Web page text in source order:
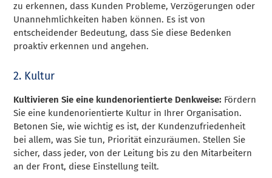
zu erkennen, dass Kunden Probleme, Verzögerungen oder
Unannehmlichkeiten haben können. Es ist von
entscheidender Bedeutung, dass Sie diese Bedenken
proaktiv erkennen und angehen.
2. Kultur
Kultivieren Sie eine kundenorientierte Denkweise: Fördern
Sie eine kundenorientierte Kultur in Ihrer Organisation.
Betonen Sie, wie wichtig es ist, der Kundenzufriedenheit
bei allem, was Sie tun, Priorität einzuräumen. Stellen Sie
sicher, dass jeder, von der Leitung bis zu den Mitarbeitern
an der Front, diese Einstellung teilt.